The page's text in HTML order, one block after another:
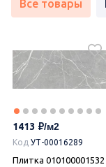
Все товары
1413
Код УТ-00016289
Плитка 010100001532